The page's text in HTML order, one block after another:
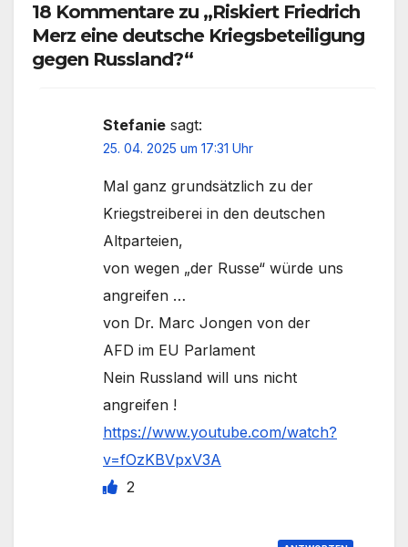
18 Kommentare zu „Riskiert Friedrich
Merz eine deutsche Kriegsbeteiligung
gegen Russland?“
Stefanie sagt:
25. 04. 2025 um 17:31 Uhr
Mal ganz grundsätzlich zu der
Kriegstreiberei in den deutschen
Altparteien,
von wegen „der Russe“ würde uns
angreifen …
von Dr. Marc Jongen von der
AFD im EU Parlament
Nein Russland will uns nicht
angreifen !
https://www.youtube.com/watch?
v=fOzKBVpxV3A
2